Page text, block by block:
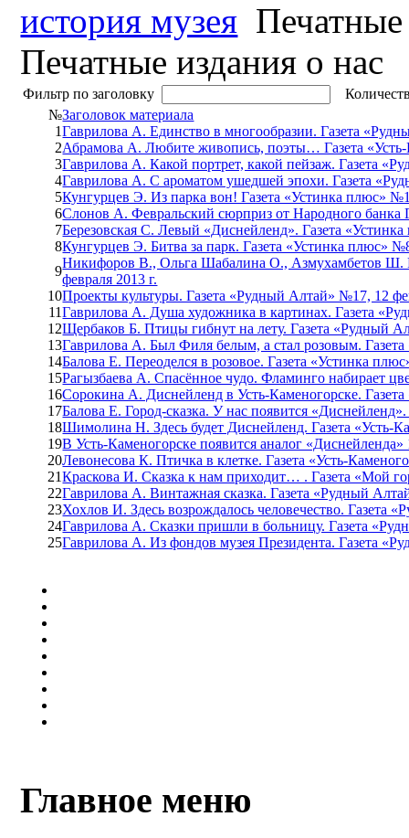
история музея Печатные
Печатные издания о нас
Фильтр по заголовку
№Заголовок материала
1Гаврилова А. Единство в многообразии. Газета
2Абрамова А. Любите живопись, поэты… Газета
3Гаврилова А. Какой портрет, какой пейзаж. Газета
4Гаврилова А. С ароматом ушедшей эпохи. Газета
5Кунгурцев Э. Из парка вон! Газета «Устинка плюс»
6Слонов А. Февральский сюрприз от Народного банка
7Березовская С. Левый «Диснейленд». Газета
8Кунгурцев Э. Битва за парк. Газета «Устинка плюс»
9
Никифоров В., Ольга Шабалина О., Азмухамбетов Ш.
февраля 2013 г.
10Проекты культуры. Газета «Рудный Алтай» №17, 12
11Гаврилова А. Душа художника в картинах. Газета
12Щербаков Б. Птицы гибнут на лету. Газета «Рудный
13Гаврилова А. Был Филя белым, а стал розовым.
14Балова Е. Переоделся в розовое. Газета «Устинка
15Рагызбаева А. Спасённое чудо. Фламинго набирает
16Сорокина А. Диснейленд в Усть-Каменогорске.
17Балова Е. Город-сказка. У нас появится
18Шимолина Н. Здесь будет Диснейленд. Газета «Усть-
19В Усть-Каменогорске появится аналог «Диснейленда»
20Левонесова К. Птичка в клетке. Газета «Усть-
21Краскова И. Сказка к нам приходит… . Газета «Мой
22Гаврилова А. Винтажная сказка. Газета «Рудный
23Хохлов И. Здесь возрождалось человечество. Газета
24Гаврилова А. Сказки пришли в больницу. Газета
25Гаврилова А. Из фондов музея Президента. Газета
Главное меню